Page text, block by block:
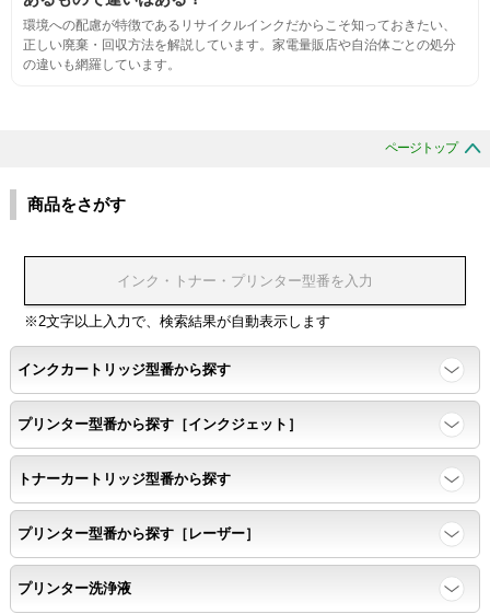
互換性
互換性テスト用のサンプルを印刷する。
浸透性テスト用のサンプルを印刷する。
任意の色を背景として使用し、
背景と違う色で8号サイズのArialフォントで
速乾性
互換性テストサンプルを5ページ連続印刷する。
前のページのインクが
次のページの裏面に染み込まない。
環境への配慮が特徴であるリサイクルインクだからこそ知っておきたい、
正しい廃棄・回収方法を解説しています。家電量販店や自治体ごとの処分
の違いも網羅しています。
ページトップ
商品をさがす
※2文字以上入力で、検索結果が自動表示します
インクカートリッジ型番から探す
プリンター型番から探す［インクジェット］
トナーカートリッジ型番から探す
プリンター型番から探す［レーザー］
プリンター洗浄液